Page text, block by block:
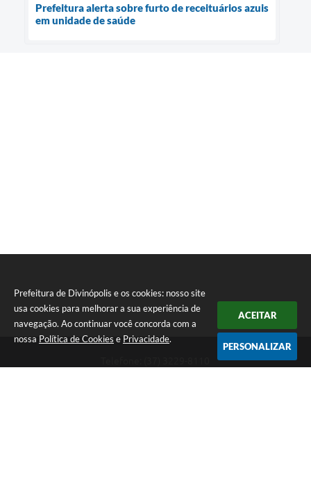
Prefeitura de Divinópolis e os cookies: nosso site
usa cookies para melhorar a sua experiência de
navegação. Ao continuar você concorda com a
nossa Política de Cookies e Privacidade.
ACEITAR
PERSONALIZAR
Prefeitura alerta sobre furto de receituários azuis
em unidade de saúde